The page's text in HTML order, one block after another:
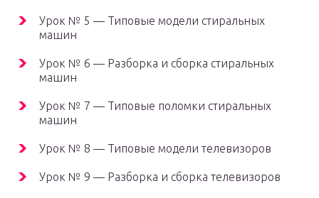
Урок № 5 — Типовые модели стиральных
машин
Урок № 6 — Разборка и сборка стиральных
машин
Урок № 7 — Типовые поломки стиральных
машин
Урок № 8 — Типовые модели телевизоров
Урок № 9 — Разборка и сборка телевизоров